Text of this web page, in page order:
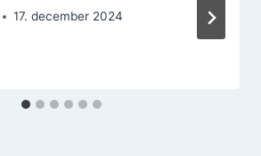
17. december 2024